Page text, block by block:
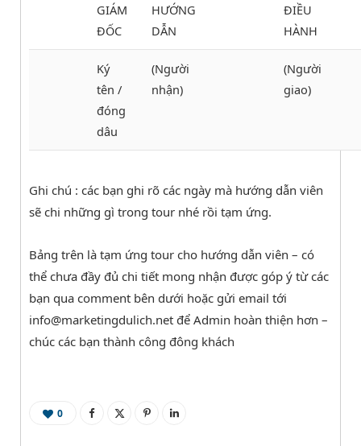
GIÁM
ĐỐC
HƯỚNG
DẪN
ĐIỀU
HÀNH
Ký
tên /
đóng
dâu
(Người
nhận)
(Người
giao)
Ghi chú : các bạn ghi rõ các ngày mà hướng dẫn viên
sẽ chi những gì trong tour nhé rồi tạm ứng.
Bảng trên là tạm ứng tour cho hướng dẫn viên – có
thể chưa đầy đủ chi tiết mong nhận được góp ý từ các
bạn qua comment bên dưới hoặc gửi email tới
info@marketingdulich.net để Admin hoàn thiện hơn –
chúc các bạn thành công đông khách
0